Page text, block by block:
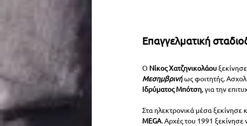
Επαγγελματική
Ο Νίκος Χατζηνικολάου
Μεσημβρινήως φοιτητής.
Ιδρύματος Μπότση, για την
Στα ηλεκτρονικά μέσα ξεκίνησε
MEGA. Αρχές του 1991